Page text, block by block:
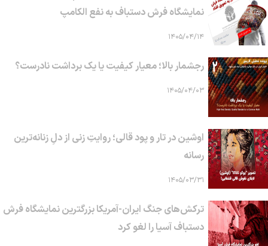
نمایشگاه فرش دستباف به نفع الکامپ
۱۴۰۵/۰۴/۱۴
رجشمار بالا؛ معیار کیفیت یا یک برداشت نادرست؟
۱۴۰۵/۰۴/۰۳
اوشین در تار و پود قالی؛ روایتِ زنی از دلِ زنانه‌ترین
رسانه
۱۴۰۵/۰۳/۳۱
ترکش‌های جنگ ایران-آمریکا بزرگترین نمایشگاه فرش
دستباف آسیا را لغو کرد